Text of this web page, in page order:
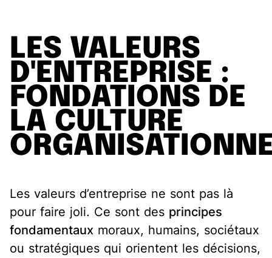
LES VALEURS
D'ENTREPRISE :
FONDATIONS DE
LA CULTURE
Les valeurs d’entreprise ne sont pas là
pour faire joli. Ce sont des principes
fondamentaux moraux, humains, sociétaux
ou stratégiques qui orientent les décisions,